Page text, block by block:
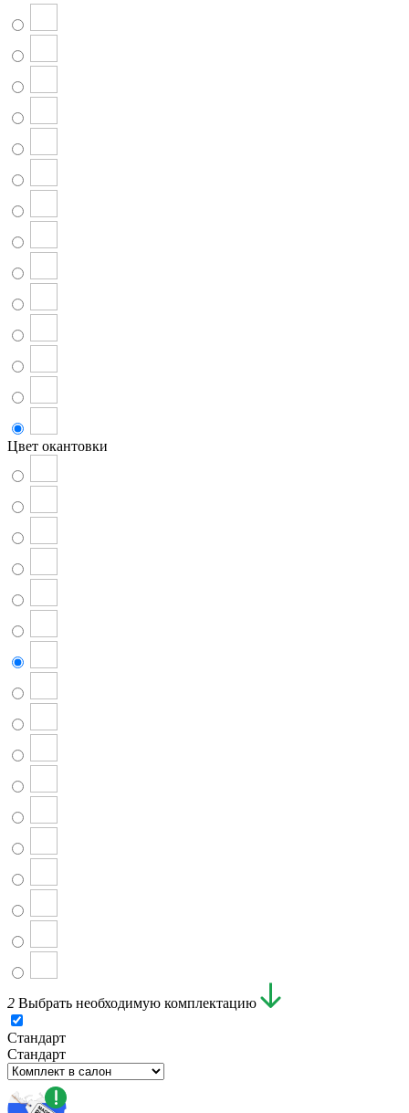
Цвет окантовки
2 Выбрать необходимую комплектацию
Стандарт
Стандарт